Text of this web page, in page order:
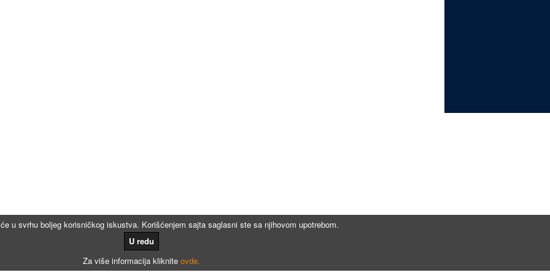
u svrhu boljeg korisničkog iskustva. Korišćenjem sajta saglasni ste sa njihovom upotrebom.
U redu
Za više informacija kliknite ovde.
Kalkulatori Brzi linkovi